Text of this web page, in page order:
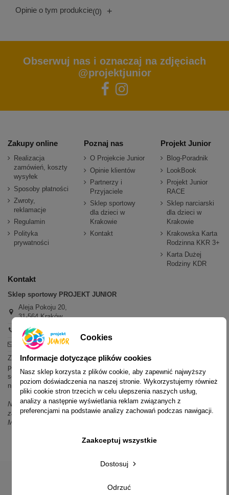
Opinie o tym produkcie(0) +
Obserwuj nas i oznaczaj na zdjęciach
@projektjunior
Zakupy online
Realizacja
zamówień, koszty
wysyłek
Sposoby płatności
Zwroty,
reklamacje
Regulamin
Polityka
prywatności
Poznaj nas
O Projekcie Junior
Opinie klientów
Partnerzy i
Przyjaciele
Sklep sportowy
dla dzieci w
Krakowie
Kontakt
Projekt Junior
Blog-Poradnik
LookBook
Projekt Junior
RACE
Sklep narciarski
dla dzieci w
Krakowie
Krakowska Karta
Rodzinna KKR 3+
Karta Dużej
Rodziny KDR
Kontakt
Sklep sportowy PROJEKT JUNIOR
Aleja Pokoju 20,
31-564 Kraków
+48 600 779 897
sklep@projektjunior.pl
Zapraszamy do sklepu stacjonarnego:
poniedziałek - piątek: 11.00-19.00
sobota: 10.00-14.00
niedziela (każda): nieczynne
Nie odpowiadamy na wiadomości SMS. W sprawach dotyczących
zamówień i oferty prosimy o kontakt mailowy, telefoniczny lub przez
Messenger.
Cookies
Informacje dotyczące plików cookies
Nasz sklep korzysta z plików cookie, aby zapewnić najwyższy
poziom doświadczenia na naszej stronie. Wykorzystujemy również
pliki cookie stron trzecich w celu ulepszenia naszych usług,
analizy a następnie wyświetlania reklam związanych z
preferencjami na podstawie analizy zachowań podczas nawigacji.
Odrzuć
Dostosuj
Zaakceptuj wszystkie